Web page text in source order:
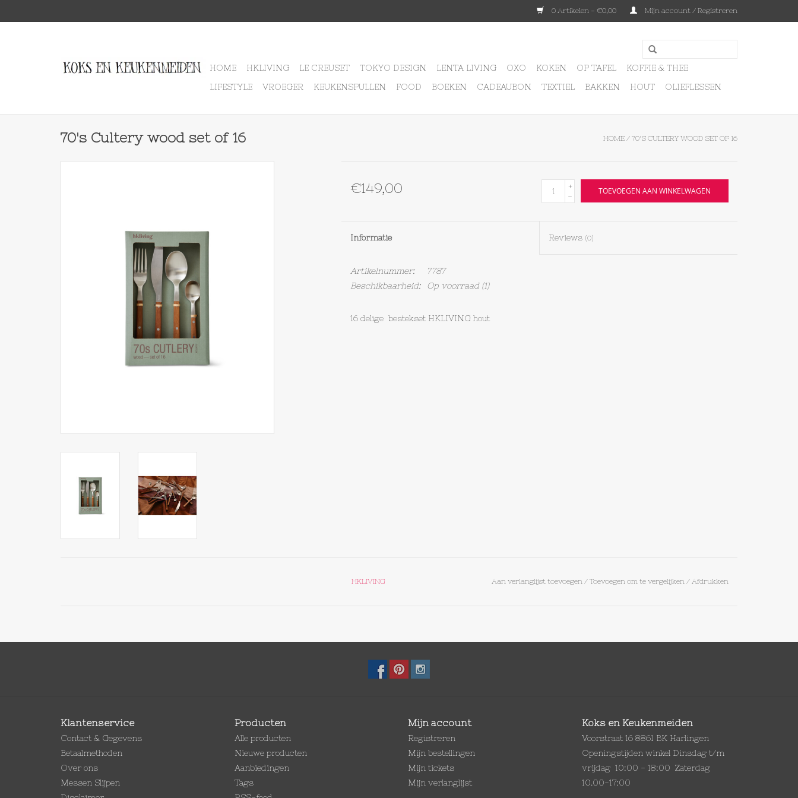
0 Artikelen - €0,00 Mijn account / Registreren
HOME HKLIVING LE CREUSET TOKYO DESIGN LENTA LIVING OXO KOKEN OP TAFEL
KOFFIE & THEE
LIFESTYLE
VROEGER KEUKENSPULLEN FOOD BOEKEN CADEAUBON TEXTIEL BAKKEN HOUT OLIEFLESSEN
70's Cultery wood set of 16 HOME / 70'S CULTERY WOOD SET OF 16
€149,00
+
-
TOEVOEGEN AAN WINKELWAGEN
Informatie Reviews (0)
Artikelnummer:
7787
Beschikbaarheid:
Op voorraad(1)
16 delige bestekset HKLIVING hout
HKLIVING Aan verlanglijst toevoegen / Toevoegen om te vergelijken / Afdrukken
Klantenservice
Contact & Gegevens
Betaalmethoden
Over ons
Messen Slijpen
Producten
Alle producten
Nieuwe producten
Aanbiedingen
Tags
Mijn account
Registreren
Mijn bestellingen
Mijn tickets
Mijn verlanglijst
Koks en Keukenmeiden
Voorstraat 16 8861 BK Harlingen
Openingstijden winkel Dinsdag t/m
vrijdag 10:00 - 18:00 Zaterdag
10.00-17:00